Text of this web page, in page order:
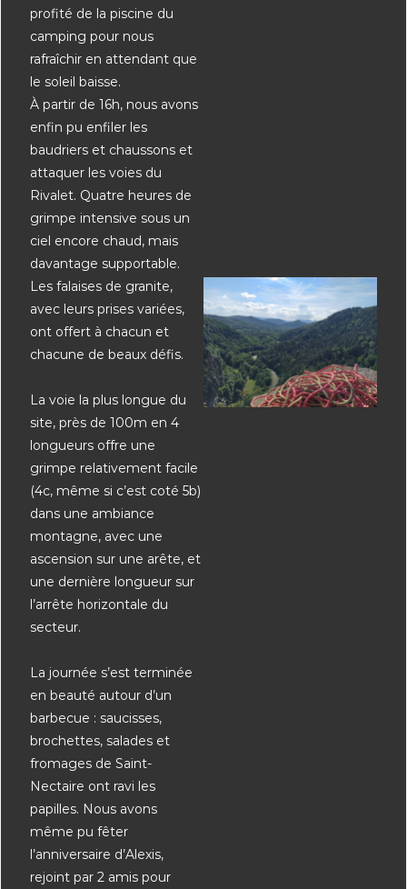
profité de la piscine du
camping pour nous
rafraîchir en attendant que
le soleil baisse.
À partir de 16h, nous avons
enfin pu enfiler les
baudriers et chaussons et
attaquer les voies du
Rivalet. Quatre heures de
grimpe intensive sous un
ciel encore chaud, mais
davantage supportable.
Les falaises de granite,
avec leurs prises variées,
ont offert à chacun et
chacune de beaux défis.
La voie la plus longue du
site, près de 100m en 4
longueurs offre une
grimpe relativement facile
(4c, même si c’est coté 5b)
dans une ambiance
montagne, avec une
ascension sur une arête, et
une dernière longueur sur
l’arrête horizontale du
secteur.
La journée s’est terminée
en beauté autour d’un
barbecue : saucisses,
brochettes, salades et
fromages de Saint-
Nectaire ont ravi les
papilles. Nous avons
même pu fêter
l’anniversaire d’Alexis,
rejoint par 2 amis pour